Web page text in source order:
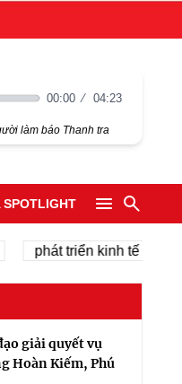
00:00 04:23
làm báo Thanh tra
SPOTLIGHT
triển kinh tế tư nhân
giải quyết vụ
Hoàn Kiếm, Phú